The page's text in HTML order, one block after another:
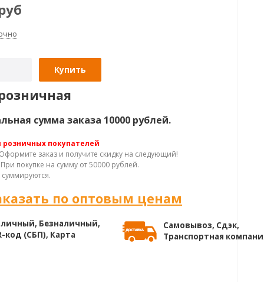
Купить
сумма заказа 10000 рублей.
покупателей
заказ и получите скидку на следующий!
покупке на сумму от 50000 рублей.
по оптовым ценам
Безналичный,
код (СБП), Карта
Самовывоз, Сдэк,
Транспортная